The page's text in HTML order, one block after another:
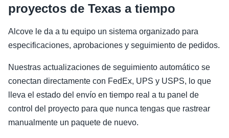
proyectos de Texas a tiempo
Alcove le da a tu equipo un sistema organizado para
especificaciones, aprobaciones y seguimiento de pedidos.
Nuestras actualizaciones de seguimiento automático se
conectan directamente con FedEx, UPS y USPS, lo que
lleva el estado del envío en tiempo real a tu panel de
control del proyecto para que nunca tengas que rastrear
manualmente un paquete de nuevo.